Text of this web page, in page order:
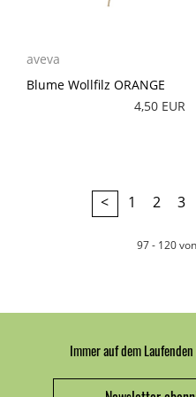
aveva
Blume Wollfilz ORANGE
4,50 EUR
< 1 2 3
97 - 120
Immer auf dem